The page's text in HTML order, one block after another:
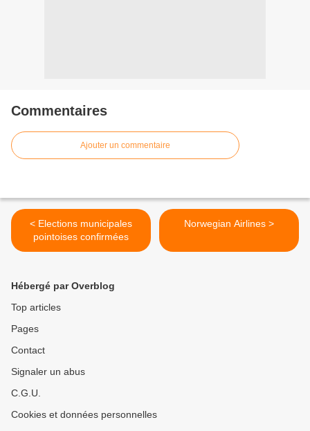
Commentaires
Ajouter un commentaire
< Elections municipales
pointoises confirmées
Norwegian Airlines >
Hébergé par Overblog
Top articles
Pages
Contact
Signaler un abus
C.G.U.
Cookies et données personnelles